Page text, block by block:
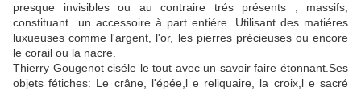
presque invisibles ou au contraire trés présents , massifs,
constituant un accessoire à part entiére. Utilisant des matiéres
luxueuses comme l'argent, l'or, les pierres précieuses ou encore
le corail ou la nacre.
Thierry Gougenot ciséle le tout avec un savoir faire étonnant.Ses
objets fétiches: Le crâne, l'épée,l e reliquaire, la croix,l e sacré